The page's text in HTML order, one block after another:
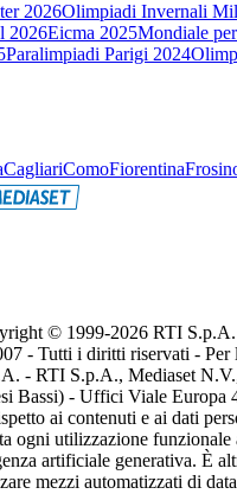
2026Olimpiadi Invernali
2026Eicma 2025Mondiale
Paralimpiadi Parigi 2024
CagliariComoFiorentina
© 1999-2026 RTI
- Tutti i diritti riservati - Per
- RTI S.p.A., Mediaset
Bassi) - Uffici Viale Europa
ai contenuti e ai dati
ogni utilizzazione funzionale
artificiale generativa. È
mezzi automatizzati di